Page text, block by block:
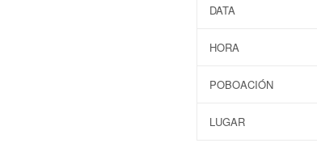
DATA
HORA
POBOACIÓN
LUGAR